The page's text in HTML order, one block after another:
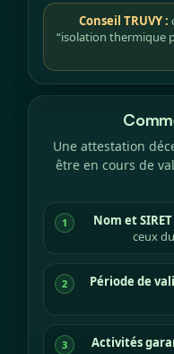
Conseil TRUVY :
“isolation thermique
Une attestation
être en cours de
1 Nom et SIRET
ceux
2 Période de
3 Activités